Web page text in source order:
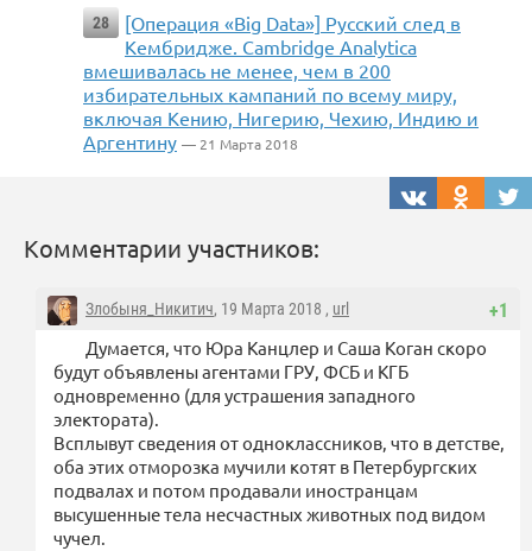
28
[Операция «Big Data»] Русский след в
Кембридже. Cambridge Analytica
вмешивалась не менее, чем в 200
избирательных кампаний по всему миру,
включая Кению, Нигерию, Чехию, Индию и
Аргентину — 21 Марта 2018
Комментарии участников:
+1
Злобыня_Никитич, 19 Марта 2018 , url
Думается, что Юра Канцлер и Саша Коган скоро
будут объявлены агентами ГРУ, ФСБ и КГБ
одновременно (для устрашения западного
электората).
Всплывут сведения от одноклассников, что в детстве,
оба этих отморозка мучили котят в Петербургских
подвалах и потом продавали иностранцам
высушенные тела несчастных животных под видом
чучел.